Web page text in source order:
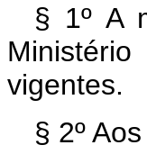
§ 1º A
vigentes.
§ 2º